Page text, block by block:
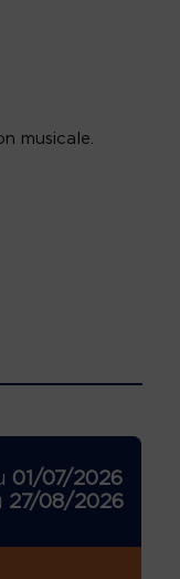
musicale.
01/07/2026
27/08/2026